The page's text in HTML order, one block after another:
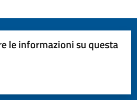
le informazioni su questa
stelle su 5
su 5
5